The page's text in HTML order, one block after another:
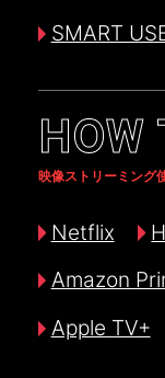
SMART
HOW
映像ストリーミング
Netflix
Amazon
Apple TV+